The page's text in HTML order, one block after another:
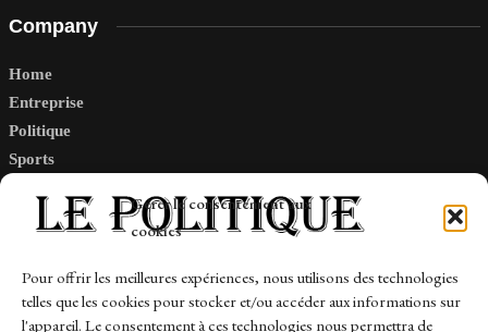
Gérer le consentement aux
cookies
Pour offrir les meilleures expériences, nous utilisons des technologies
telles que les cookies pour stocker et/ou accéder aux informations sur
l'appareil. Le consentement à ces technologies nous permettra de
Company
Home
Entreprise
Politique
Sports
Links